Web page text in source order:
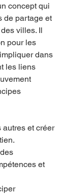
concept qui
de partage et
villes. Il
pour les
dans
les liens
autres et créer
et